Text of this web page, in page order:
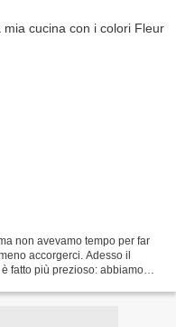
non avevamo tempo per far
accorgerci. Adesso il
fatto più prezioso: abbiamo